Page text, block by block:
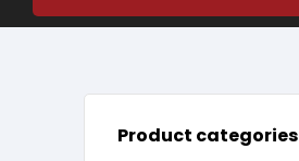
Product categories